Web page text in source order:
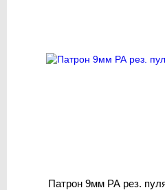
Патрон 9мм РА рез.